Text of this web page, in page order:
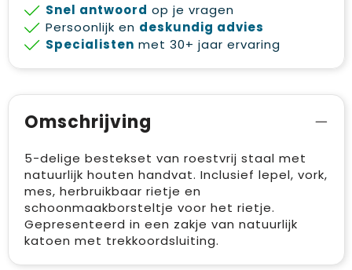
Snel antwoord op je vragen
Persoonlijk en deskundig advies
Specialisten met 30+ jaar ervaring
Omschrijving
5-delige bestekset van roestvrij staal met
natuurlijk houten handvat. Inclusief lepel, vork,
mes, herbruikbaar rietje en
schoonmaakborsteltje voor het rietje.
Gepresenteerd in een zakje van natuurlijk
katoen met trekkoordsluiting.